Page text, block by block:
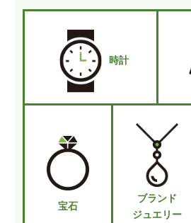
時計
宝石
ブランド
ジュエリー